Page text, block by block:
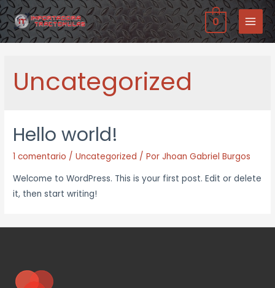
Ir
al
contenido
0
MAIN
Uncategorized
Hello world!
1 comentario /Uncategorized / PorJhoan Gabriel Burgos
Welcome to WordPress. This is your first post. Edit or delete
it, then start writing!